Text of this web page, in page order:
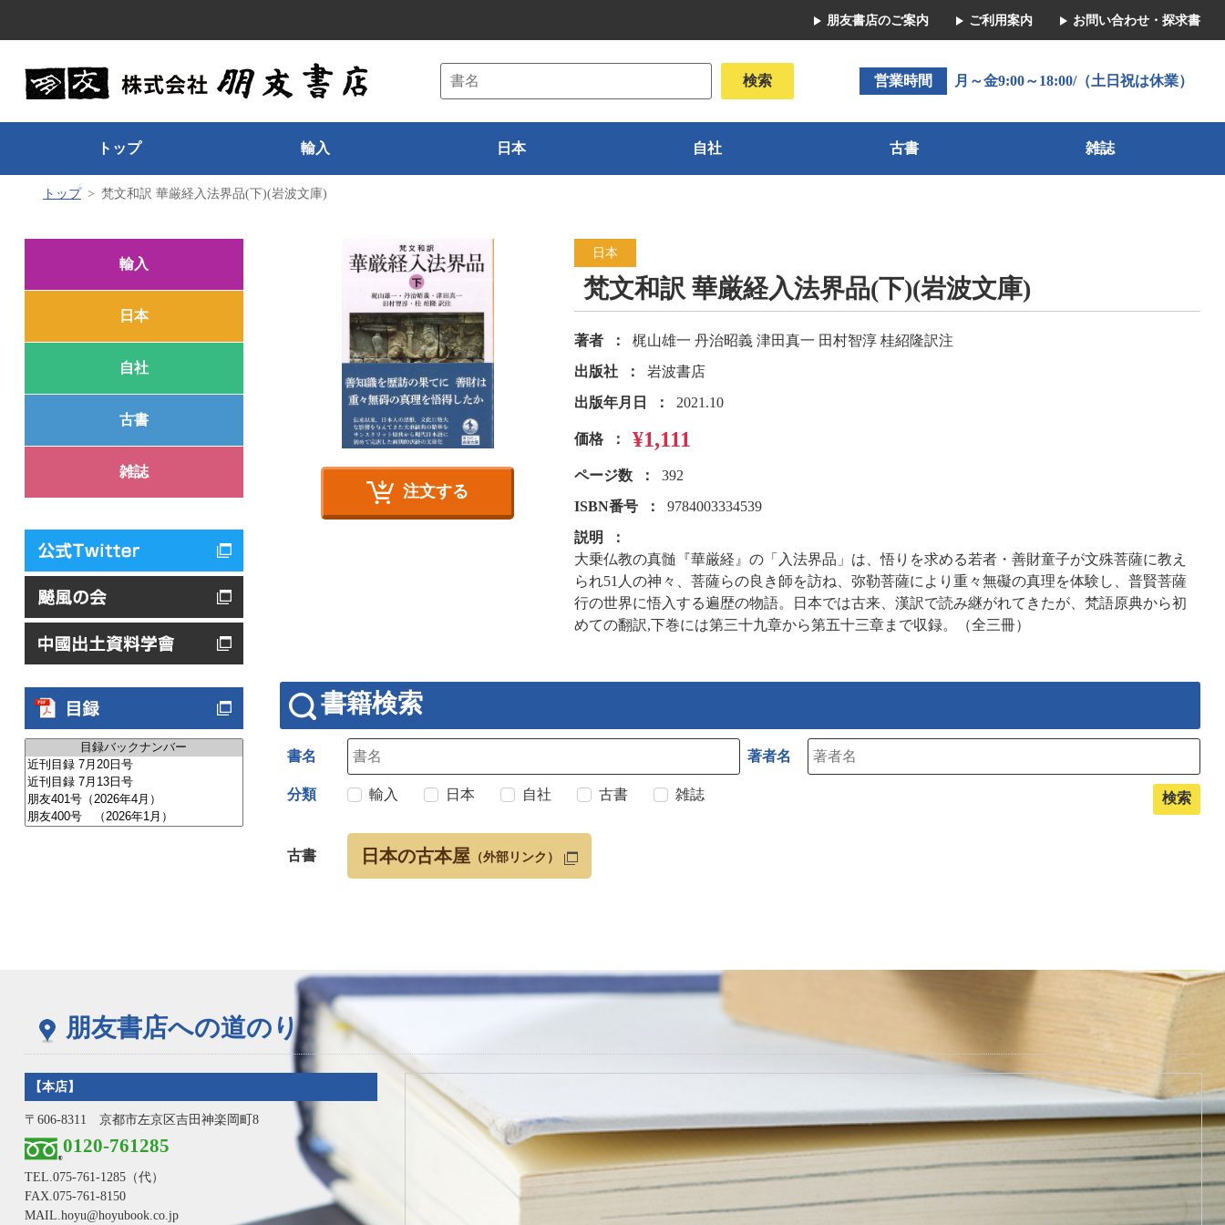
朋友書店のご案内 ご利用案内 お問い合わせ・探求書
営業時間 月～金9:00～18:00/（土日祝は休業）
トップ 輸入 日本 自社 古書 雑誌
トップ 梵文和訳 華厳経入法界品(下)(岩波文庫)
輸入
日本
自社
古書
雑誌
注文する
日本
梵文和訳 華厳経入法界品(下)(岩波文庫)
著者
梶山雄一 丹治昭義 津田真一 田村智淳 桂紹隆訳注
出版社
岩波書店
出版年月日
2021.10
価格 ¥1,111
ページ数
392
ISBN番号
9784003334539
説明
大乗仏教の真髄『華厳経』の「入法界品」は、悟りを求める若者・善財童子が文殊菩薩に教え
られ51人の神々、菩薩らの良き師を訪ね、弥勒菩薩により重々無礙の真理を体験し、普賢菩薩
行の世界に悟入する遍歴の物語。日本では古来、漢訳で読み継がれてきたが、梵語原典から初
めての翻訳,下巻には第三十九章から第五十三章まで収録。（全三冊）
書籍検索
書名 著者名
分類 輸入 日本 自社 古書 雑誌
古書 日本の古本屋 （外部リンク）
朋友書店への道のり
【本店】
〒606-8311 京都市左京区吉田神楽岡町8
0120-761285
TEL. 075-761-1285（代）
FAX.075-761-8150
MAIL.hoyu@hoyubook.co.jp